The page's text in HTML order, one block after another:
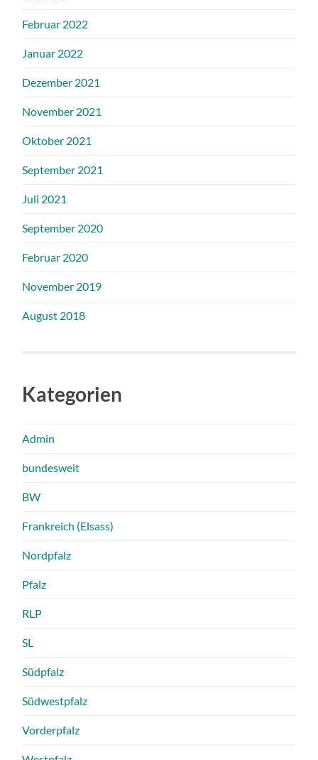
Februar 2022
Januar 2022
Dezember 2021
November 2021
Oktober 2021
September 2021
Juli 2021
September 2020
Februar 2020
November 2019
August 2018
Kategorien
Admin
bundesweit
BW
Frankreich (Elsass)
Nordpfalz
Pfalz
RLP
SL
Südpfalz
Südwestpfalz
Vorderpfalz